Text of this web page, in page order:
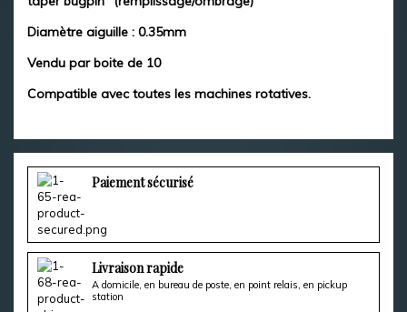
Diamètre aiguille : 0.35mm
Vendu par boite de 10
Compatible avec toutes les machines rotatives.
Paiement sécurisé
Livraison rapide
A domicile, en bureau de poste, en point relais, en pickup
station